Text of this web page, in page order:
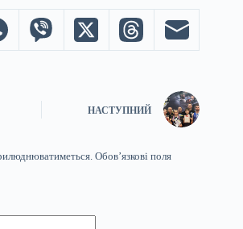
НАСТУПНИЙ
Обов’язкові поля